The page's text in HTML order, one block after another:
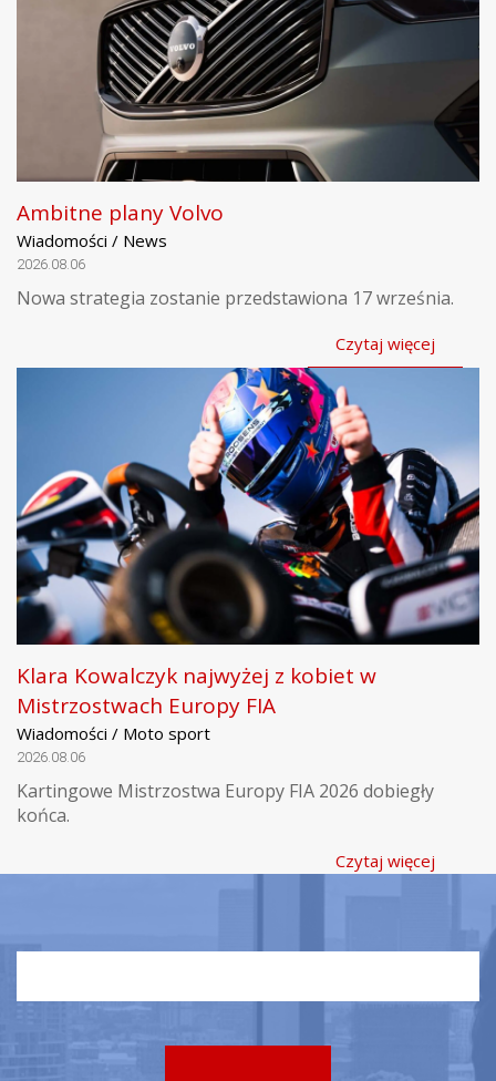
Ambitne plany Volvo
Wiadomości / News
2026.08.06
Nowa strategia zostanie przedstawiona 17 września.
Czytaj więcej
Klara Kowalczyk najwyżej z kobiet w
Mistrzostwach Europy FIA
Wiadomości / Moto sport
2026.08.06
Kartingowe Mistrzostwa Europy FIA 2026 dobiegły
końca.
Czytaj więcej